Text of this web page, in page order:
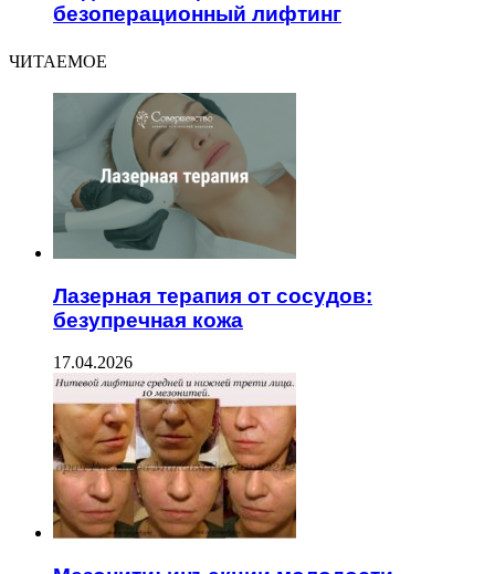
безоперационный лифтинг
ЧИТАЕМОЕ
Лазерная терапия от сосудов:
безупречная кожа
17.04.2026